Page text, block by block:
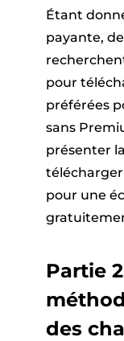
Étant
payante,
pour
préférées
sans
présenter
télécharger
pour une
Partie
des